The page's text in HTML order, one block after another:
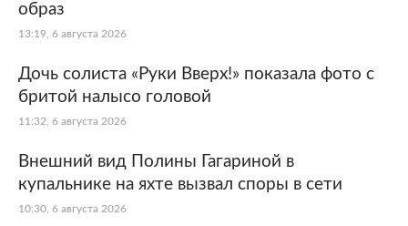
образ
13:19, 6 августа 2026
Дочь солиста «Руки Вверх!» показала фото с
бритой налысо головой
11:32, 6 августа 2026
Внешний вид Полины Гагариной в
купальнике на яхте вызвал споры в сети
10:30, 6 августа 2026